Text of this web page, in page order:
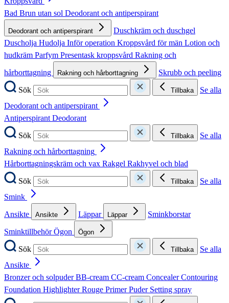
Bad Brun utan sol Deodorant och antiperspirant
Deodorant och antiperspirant
Duschkräm och duschgel
Duscholja Hudolja Inför operation Kroppsvård för män Lotion och
hudkräm Parfym Presentask kroppsvård Rakning och
hårborttagning
Rakning och hårborttagning
Skrubb och peeling
Sök
Tillbaka
Se alla
Deodorant och antiperspirant
AntiperspirantDeodorant
Sök
Tillbaka
Se alla
Rakning och hårborttagning
Hårborttagningskräm och vax Rakgel Rakhyvel och blad
Sök
Tillbaka
Se alla
Smink
Ansikte
Ansikte Läppar Läppar
Sminkborstar
SminktillbehörÖgon Ögon
Sök Tillbaka
Se alla
Ansikte
Bronzer och solpuderBB-cream CC-cream ConcealerContouring
Foundation HighlighterRouge PrimerPuder Setting spray